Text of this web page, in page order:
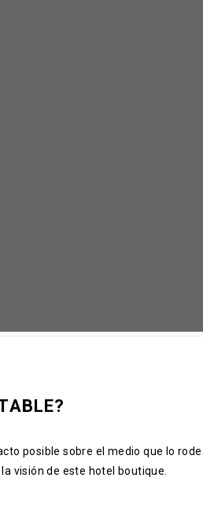
posible sobre el medio que lo
visión de este hotel boutique.